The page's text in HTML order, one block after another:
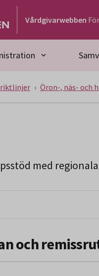
Vårdgivarwebben
Öron-, näs- och
med
och